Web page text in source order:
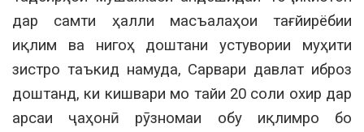
дар самти ҳалли масъалаҳои тағйирёбии
иқлим ва нигоҳ доштани устувории муҳити
зистро таъкид намуда, Сарвари давлат иброз
доштанд, ки кишвари мо тайи 20 соли охир дар
арсаи ҷаҳонӣ рӯзномаи обу иқлимро бо